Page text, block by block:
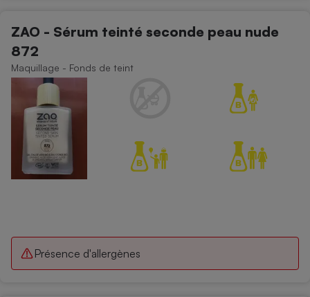
ZAO - Sérum teinté seconde peau nude
872
Maquillage - Fonds de teint
Présence d'allergènes